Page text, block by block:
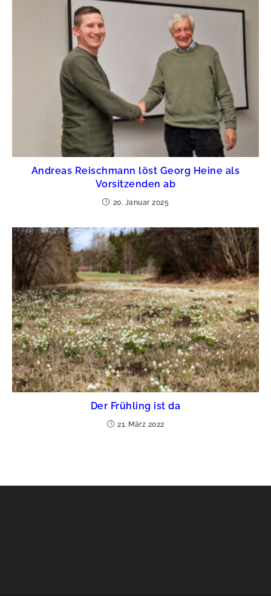
Andreas Reischmann löst Georg Heine als
Vorsitzenden ab
20. Januar 2025
Der Frühling ist da
21. März 2022